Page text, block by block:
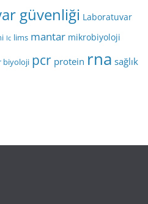
güvenliği Laboratuvar
lc lims mantar mikrobiyoloji
biyoloji pcr protein rna sağlık